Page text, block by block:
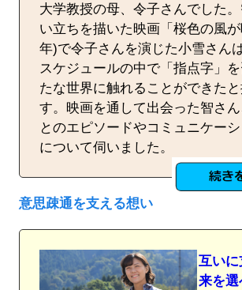
大学教授の母、令子さんでした
い立ちを描いた映画「桜色の風
年)で令子さんを演じた小雪さん
スケジュールの中で「指点字」
たな世界に触れることができた
す。映画を通して出会った智さ
とのエピソードやコミュニケー
について伺いました。
意思疎通を支える想い
互い
来を選